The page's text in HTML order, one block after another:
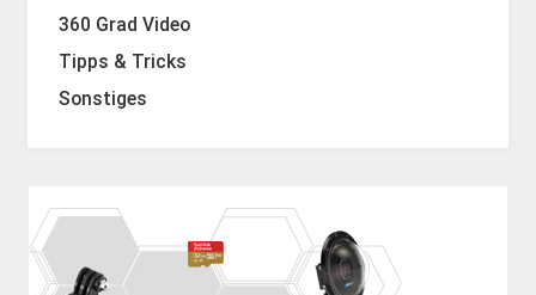
360 Grad Video
Tipps & Tricks
Sonstiges